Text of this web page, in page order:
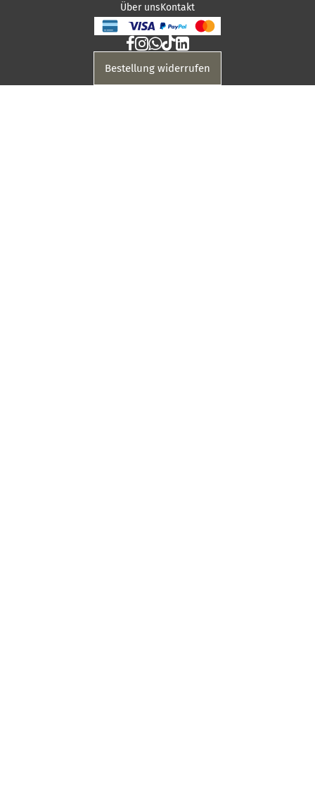
Über unsKontakt
Bestellung widerrufen